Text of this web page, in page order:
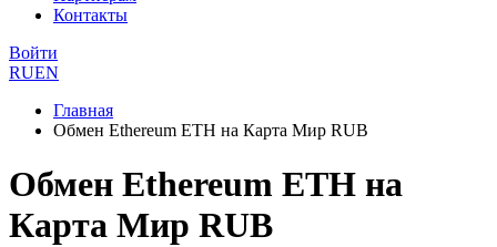
Контакты
Войти
RUEN
Главная
Обмен Ethereum ETH на Карта Мир RUB
Обмен Ethereum ETH на
Карта Мир RUB